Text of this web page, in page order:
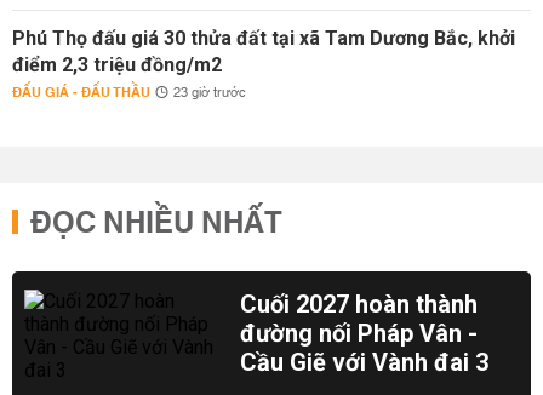
Phú Thọ đấu giá 30 thửa đất tại xã Tam Dương Bắc, khởi
điểm 2,3 triệu đồng/m2
ĐẤU GIÁ - ĐẤU THẦU 23 giờ trước
ĐỌC NHIỀU NHẤT
Cuối 2027 hoàn thành
đường nối Pháp Vân -
Cầu Giẽ với Vành đai 3